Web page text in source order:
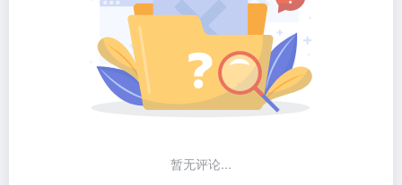
暂无评论...